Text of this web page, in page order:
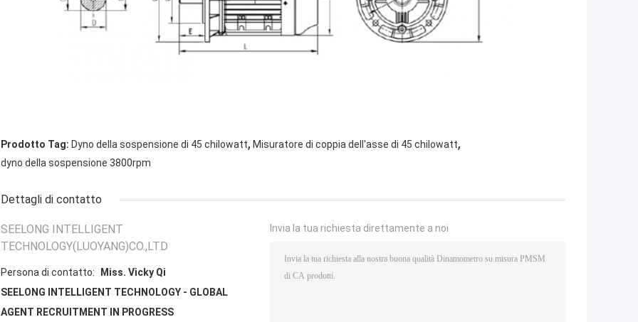
Prodotto Tag: Dyno della sospensione di 45 chilowatt, Misuratore di coppia dell'asse di 45 chilowatt,
dyno della sospensione 3800rpm
Dettagli di contatto
SEELONG INTELLIGENT
TECHNOLOGY(LUOYANG)CO.,LTD
Persona di contatto:
Miss. Vicky Qi
SEELONG INTELLIGENT TECHNOLOGY - GLOBAL
AGENT RECRUITMENT IN PROGRESS
Invia la tua richiesta direttamente a noi